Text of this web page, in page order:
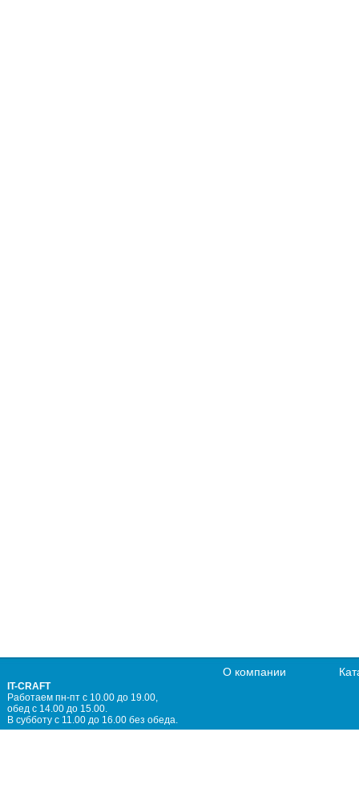
IT-CRAFT
Работаем пн-пт с 10.00 до 19.00,
обед с 14.00 до 15.00.
В субботу с 11.00 до 16.00 без обеда.
О компании